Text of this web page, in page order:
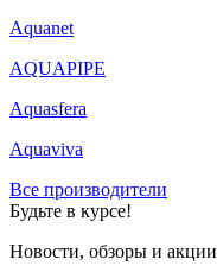
Aquanet
AQUAPIPE
Aquasfera
Aquaviva
Все производители
Будьте в курсе!
Новости, обзоры и акции